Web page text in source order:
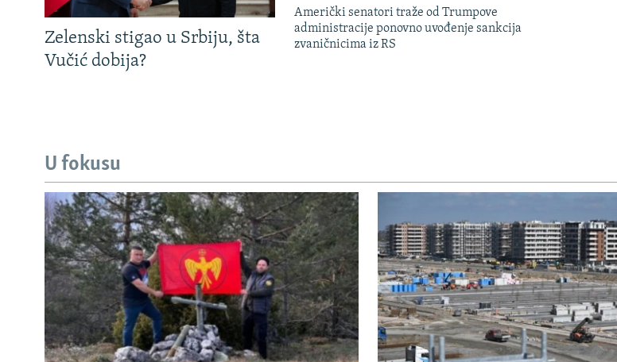
Zelenski stigao u Srbiju, šta
Vučić dobija?
Američki senatori traže od Trumpove
administracije ponovno uvođenje sankcija
zvaničnicima iz RS
U fokusu